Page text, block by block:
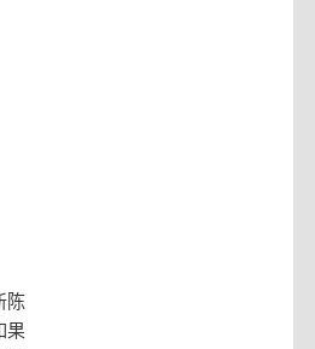
陈
果